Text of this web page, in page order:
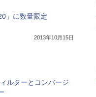
」に数量限定
2013年10月15日
ルターとコンバージ